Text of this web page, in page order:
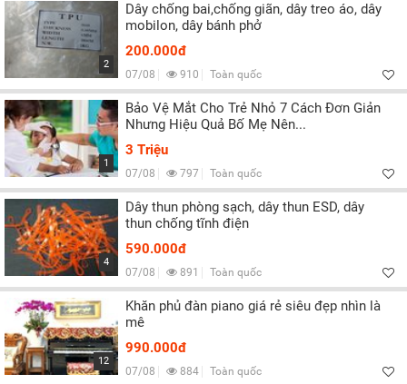
2
Dây chống bai,chống giãn, dây treo áo, dây
mobilon, dây bánh phở
200.000đ
07/08 910 Toàn quốc
1
Bảo Vệ Mắt Cho Trẻ Nhỏ 7 Cách Đơn Giản
Nhưng Hiệu Quả Bố Mẹ Nên...
3 Triệu
07/08 797 Toàn quốc
4
Dây thun phòng sạch, dây thun ESD, dây
thun chống tĩnh điện
590.000đ
07/08 891 Toàn quốc
12
Khăn phủ đàn piano giá rẻ siêu đẹp nhìn là
mê
990.000đ
07/08 884 Toàn quốc